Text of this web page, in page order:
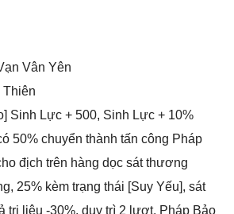
Vân Yên
Thiên
Sinh Lực + 500, Sinh Lực + 10%
50% chuyển thành tấn công Pháp
địch trên hàng dọc sát thương
25% kèm trạng thái [Suy Yếu], sát
trị liệu -30%, duy trì 2 lượt. Pháp Bảo